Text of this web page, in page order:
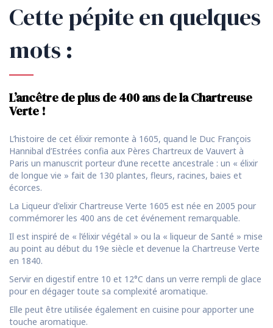
Cette pépite en quelques
mots :
L’ancêtre de plus de 400 ans de la Chartreuse
Verte !
L’histoire de cet élixir remonte à 1605, quand le Duc François
Hannibal d’Estrées confia aux Pères Chartreux de Vauvert à
Paris un manuscrit porteur d’une recette ancestrale : un « élixir
de longue vie » fait de 130 plantes, fleurs, racines, baies et
écorces.
La Liqueur d'elixir Chartreuse Verte 1605 est née en 2005 pour
commémorer les 400 ans de cet événement remarquable.
Il est inspiré de « l’élixir végétal » ou la « liqueur de Santé » mise
au point au début du 19e siècle et devenue la Chartreuse Verte
en 1840.
Servir en digestif entre 10 et 12°C dans un verre rempli de glace
pour en dégager toute sa complexité aromatique.
Elle peut être utilisée également en cuisine pour apporter une
touche aromatique.